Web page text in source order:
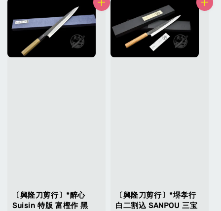
〔興隆刀剪行〕*醉心
Suisin 特版 富樫作 黑
〔興隆刀剪行〕*堺孝行
白二割込 SANPOU 三宝